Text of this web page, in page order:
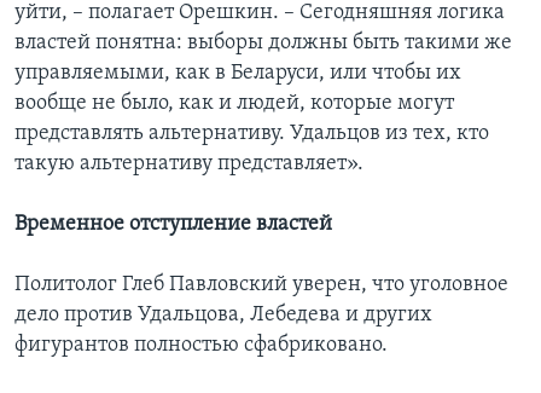
уйти, – полагает Орешкин. – Сегодняшняя логика
властей понятна: выборы должны быть такими же
управляемыми, как в Беларуси, или чтобы их
вообще не было, как и людей, которые могут
представлять альтернативу. Удальцов из тех, кто
такую альтернативу представляет».
Временное отступление властей
Политолог Глеб Павловский уверен, что уголовное
дело против Удальцова, Лебедева и других
фигурантов полностью сфабриковано.